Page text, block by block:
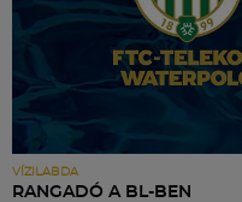
VÍZILABDA
RANGADÓ A BL-BEN